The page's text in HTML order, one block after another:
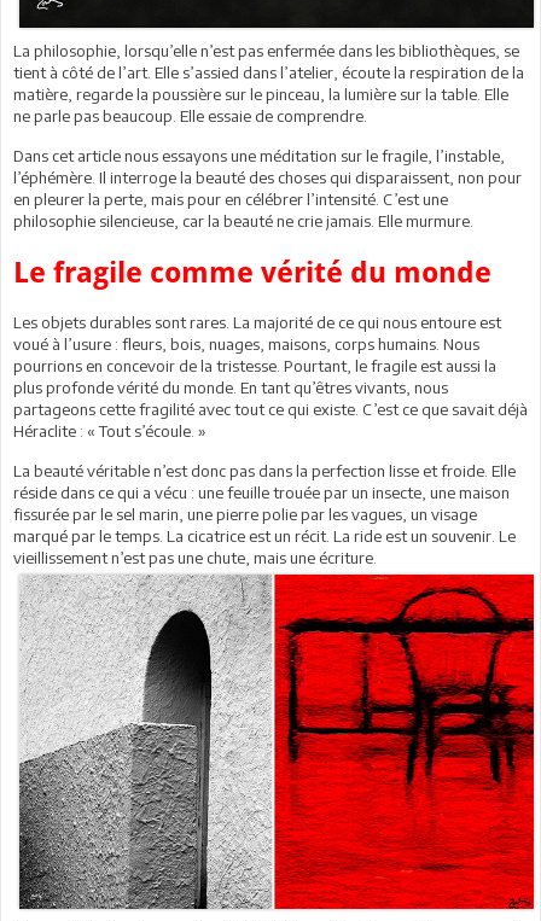
La philosophie, lorsqu’elle n’est pas enfermée dans les bibliothèques, se
tient à côté de l’art. Elle s’assied dans l’atelier, écoute la respiration de la
matière, regarde la poussière sur le pinceau, la lumière sur la table. Elle
ne parle pas beaucoup. Elle essaie de comprendre.
Dans cet article nous essayons une méditation sur le fragile, l’instable,
l’éphémère. Il interroge la beauté des choses qui disparaissent, non pour
en pleurer la perte, mais pour en célébrer l’intensité. C’est une
philosophie silencieuse, car la beauté ne crie jamais. Elle murmure.
Le fragile comme vérité du monde
Les objets durables sont rares. La majorité de ce qui nous entoure est
voué à l’usure : fleurs, bois, nuages, maisons, corps humains. Nous
pourrions en concevoir de la tristesse. Pourtant, le fragile est aussi la
plus profonde vérité du monde. En tant qu’êtres vivants, nous
partageons cette fragilité avec tout ce qui existe. C’est ce que savait déjà
Héraclite : « Tout s’écoule. »
La beauté véritable n’est donc pas dans la perfection lisse et froide. Elle
réside dans ce qui a vécu : une feuille trouée par un insecte, une maison
fissurée par le sel marin, une pierre polie par les vagues, un visage
marqué par le temps. La cicatrice est un récit. La ride est un souvenir. Le
vieillissement n’est pas une chute, mais une écriture.